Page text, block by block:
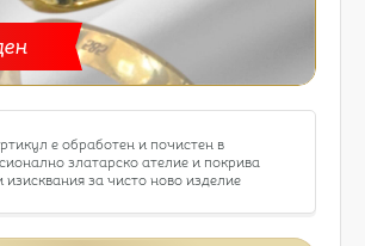
е обработен и почистен в
златарско ателие и покрива
изисквания за чисто ново изделие